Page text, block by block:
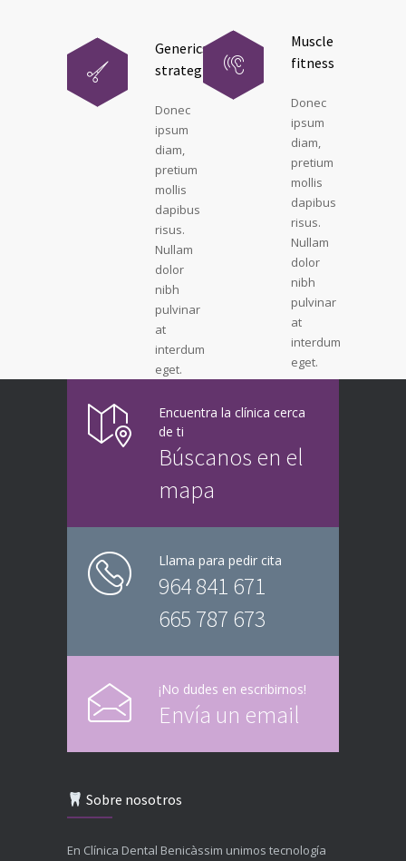
Generics
strategies
Donec
ipsum
diam,
pretium
mollis
dapibus
risus.
Nullam
dolor
nibh
pulvinar
at
interdum
eget.
Muscle
fitness
Donec
ipsum
diam,
pretium
mollis
dapibus
risus.
Nullam
dolor
nibh
pulvinar
at
interdum
eget.
Encuentra la clínica cerca
de ti
Búscanos en el
mapa
Llama para pedir cita
964 841 671
665 787 673
¡No dudes en escribirnos!
Envía un email
Sobre nosotros
En Clínica Dental Benicàssim unimos tecnología